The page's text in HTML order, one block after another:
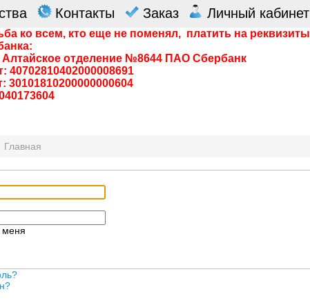
Контакты Заказ Личный кабинет
ко всем, кто еще не поменял, платить на реквизиты
Алтайское отделение №8644 ПАО Сбербанк
40702810402000008691
30101810200000000604
Главная
меня